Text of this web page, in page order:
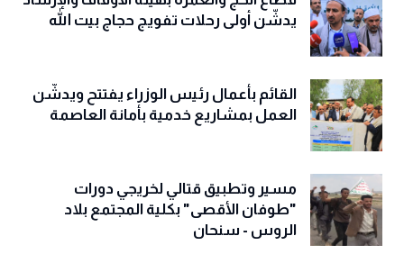
يدشّن أولى رحلات تفويج حجاج بيت الله
القائم بأعمال رئيس الوزراء يفتتح ويدشّن
العمل بمشاريع خدمية بأمانة العاصمة
مسير وتطبيق قتالي لخريجي دورات
"طوفان الأقصى" بكلية المجتمع بلاد
الروس - سنحان